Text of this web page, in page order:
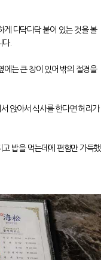
게 다닥다닥 붙어 있는 것을 볼
다.
에는 큰 창이 있어 밖의 절경을
앉아서 식사를 한다면 허리가
밥을 먹는데에 편함만 가득했